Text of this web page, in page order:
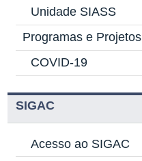
Unidade SIASS
Programas e Projetos
COVID-19
SIGAC
Acesso ao SIGAC